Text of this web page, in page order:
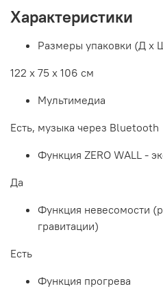
Характеристики
Размеры упаковки (Д х
122 х 75 х 106 см
Мультимедиа
Есть, музыка через Bluetooth
Функция ZERO WALL -
Да
Функция невесомости
гравитации)
Есть
Функция прогрева